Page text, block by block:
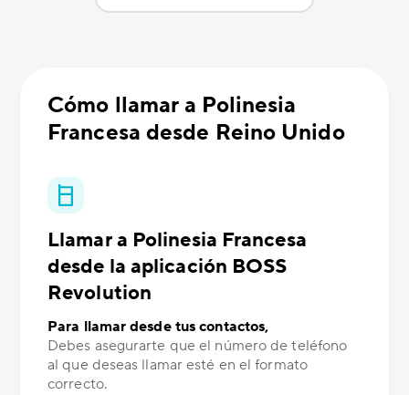
Cómo llamar a Polinesia
Francesa desde Reino Unido
Llamar a Polinesia Francesa
desde la aplicación BOSS
Revolution
Para llamar desde tus contactos,
Debes asegurarte que el número de teléfono
al que deseas llamar esté en el formato
correcto.